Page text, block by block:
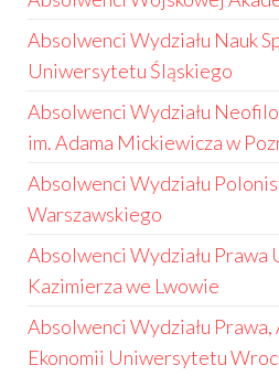
Absolwenci Wydziału Nauk
Uniwersytetu Śląskiego
Absolwenci Wydziału
im. Adama Mickiewicza w
Absolwenci Wydziału
Warszawskiego
Absolwenci Wydziału Prawa
Kazimierza we Lwowie
Absolwenci Wydziału
Ekonomii Uniwersytetu